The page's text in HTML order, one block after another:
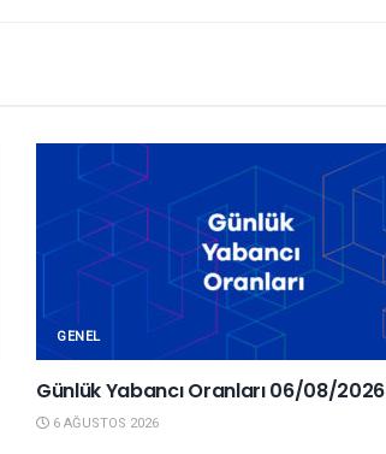
GENEL
Günlük Yabancı Oranları 06/08/2026
6 AĞUSTOS 2026